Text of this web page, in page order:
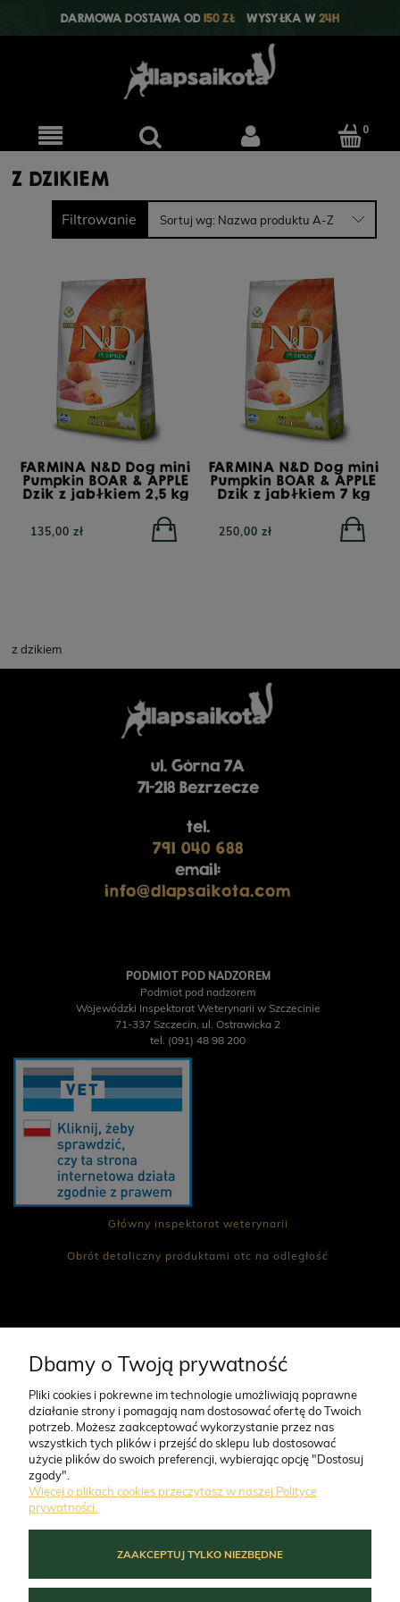
DARMOWA DOSTAWA OD150 ZŁ WYSYŁKA W24H
TRIBAL Fresh Pressed
tłoczona na zimno
karma dla dorosłych
psów, 12 kg
POWIADOM O
PERRO Cielęcina z
dorosłych 800g
PERRO Struś z cukinią
Z DZIKIEM
Filtrowanie Sortuj wg: Nazwa produktu A-Z
FARMINA N&D Dog mini
Pumpkin BOAR & APPLE
Dzik z jabłkiem 2,5 kg
135,00 zł
FARMINA N&D Dog mini
Pumpkin BOAR & APPLE
Dzik z jabłkiem 7 kg
250,00 zł
z dzikiem
ul. Górna 7A
71-218 Bezrzecze
tel.
791 040 688
email:
info@dlapsaikota.com
PODMIOT POD NADZOREM
Podmiot pod nadzorem
Wojewódzki Inspektorat Weterynarii w Szczecinie
71-337 Szczecin, ul. Ostrawicka 2
tel. (091) 48 98 200
Główny inspektorat weterynarii
Obrót detaliczny produktami otc na odległość
CO NAS WYRÓŻNIA
O FIRMIE
MOJE KONTO
Dbamy o Twoją prywatność
Pliki cookies i pokrewne im technologie umożliwiają poprawne
działanie strony i pomagają nam dostosować ofertę do Twoich
potrzeb. Możesz zaakceptować wykorzystanie przez nas
wszystkich tych plików i przejść do sklepu lub dostosować
użycie plików do swoich preferencji, wybierając opcję "Dostosuj
zgody".
Więcej o plikach cookies przeczytasz w naszej Polityce
prywatności.
ZAAKCEPTUJ TYLKO NIEZBĘDNE